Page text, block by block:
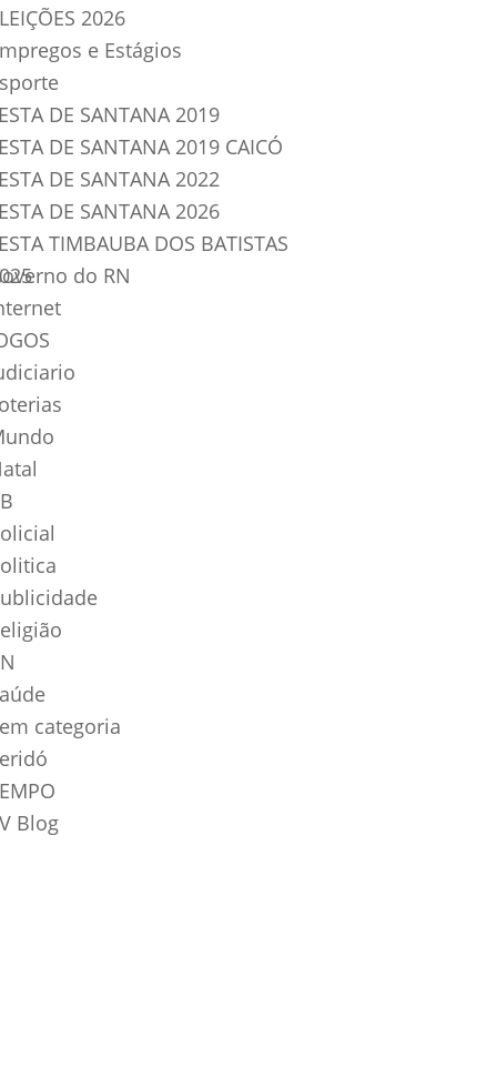
2026
e Estágios
DE SANTANA 2019
DE SANTANA 2019 CAICÓ
DE SANTANA 2022
DE SANTANA 2026
TIMBAUBA DOS BATISTAS
do RN
categoria
Blog